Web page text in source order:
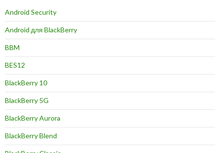
Android Security
Android для BlackBerry
BBM
BES12
BlackBerry 10
BlackBerry 5G
BlackBerry Aurora
BlackBerry Blend